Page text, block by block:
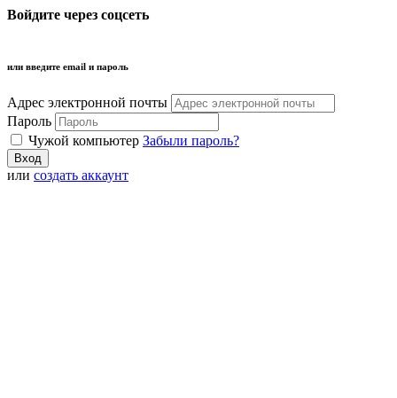
Войдите через соцсеть
или введите email и пароль
Адрес электронной почты
Пароль
Чужой компьютер Забыли пароль?
или создать аккаунт